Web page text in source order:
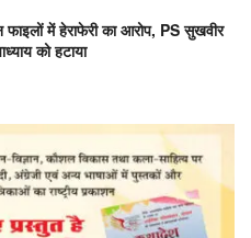
में हेराफेरी का आरोप, PS सुखवीर
को हटाया